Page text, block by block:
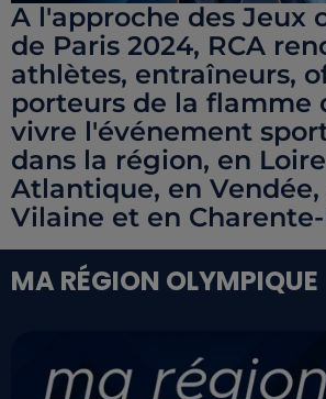
A l'approche des Jeux
de Paris 2024, RCA
athlètes, entraîneurs,
porteurs de la flamme
vivre l'événement
dans la région, en
Atlantique, en
Vilaine et en
MA RÉGION OLYMPIQUE